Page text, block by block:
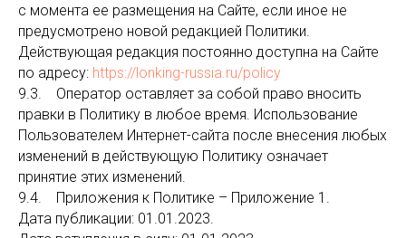
с момента ее размещения на Сайте, если иное не
предусмотрено новой редакцией Политики.
Действующая редакция постоянно доступна на Сайте
по адресу: https://lonking-russia.ru/policy
9.3. Оператор оставляет за собой право вносить
правки в Политику в любое время. Использование
Пользователем Интернет-сайта после внесения любых
изменений в действующую Политику означает
принятие этих изменений.
9.4. Приложения к Политике – Приложение 1.
Дата публикации: 01.01.2023.